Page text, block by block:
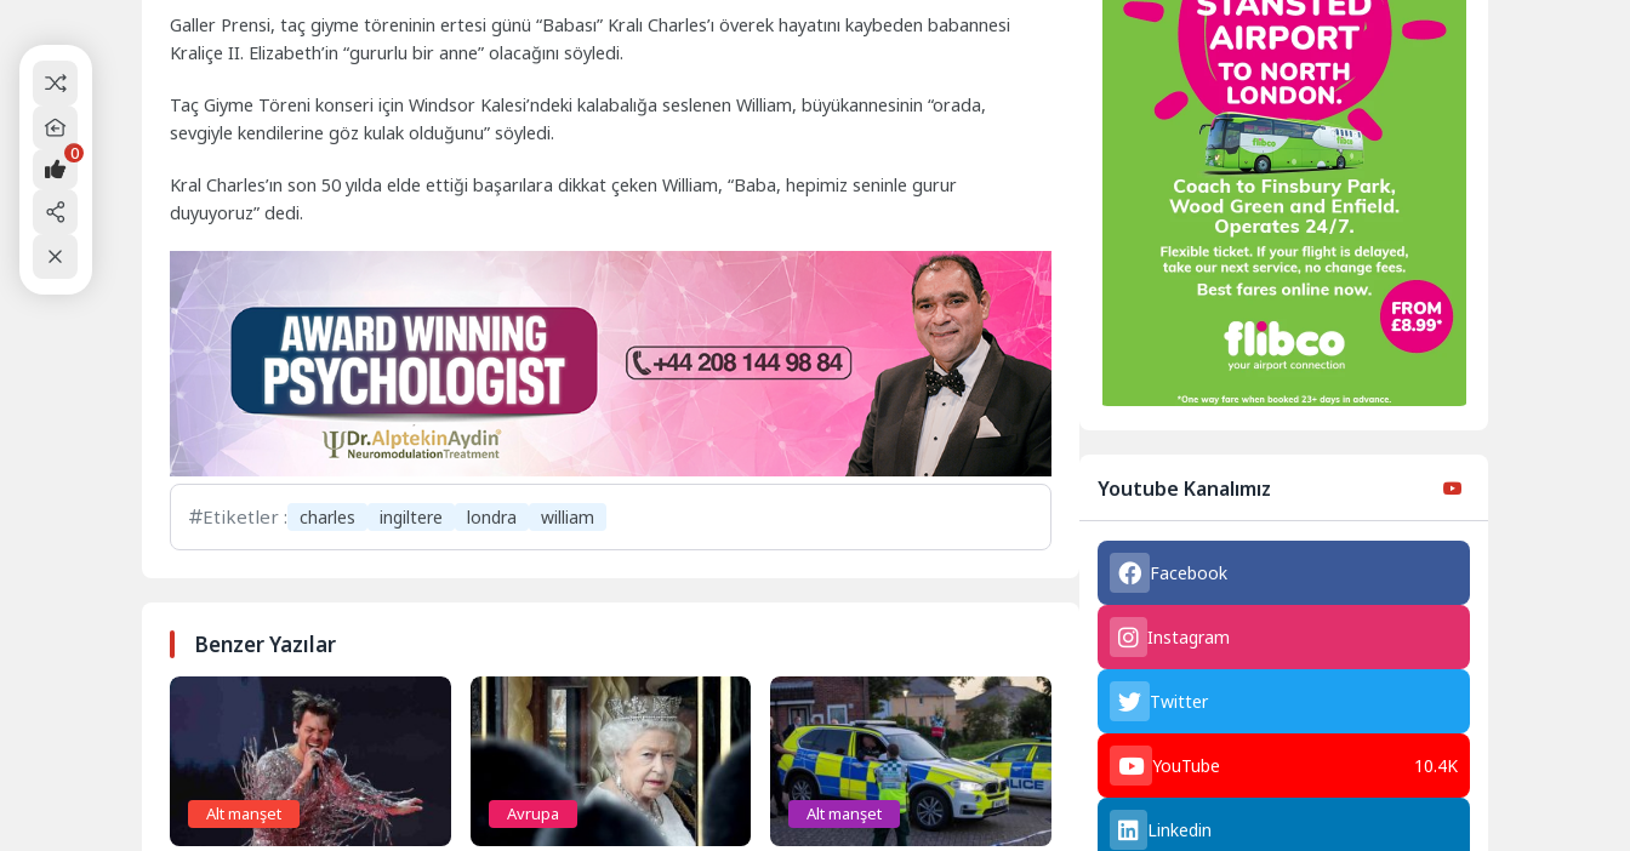
Galler Prensi, taç giyme töreninin ertesi günü “Babası” Kralı Charles’ı överek hayatını kaybeden babannesi
Kraliçe II. Elizabeth’in “gururlu bir anne” olacağını söyledi.
Taç Giyme Töreni konseri için Windsor Kalesi’ndeki kalabalığa seslenen William, büyükannesinin “orada,
sevgiyle kendilerine göz kulak olduğunu” söyledi.
Kral Charles’ın son 50 yılda elde ettiği başarılara dikkat çeken William, “Baba, hepimiz seninle gurur
duyuyoruz” dedi.
Etiketler : charles ingiltere londra william
Benzer Yazılar
Alt manşet Avrupa Alt manşet
Youtube Kanalımız
Facebook
Instagram
Twitter
YouTube 10.4K
Linkedin
0